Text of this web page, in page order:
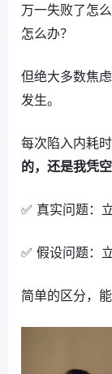
万一失败了怎
怎么办？
但绝大多数焦
发生。
每次陷入内耗时
的，还是我凭空
✅ 真实问题：
✅ 假设问题：
简单的区分，